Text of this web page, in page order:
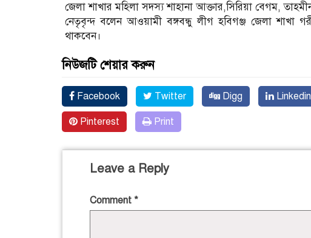
জেলা শাখার মহিলা সদস্য শাহানা আক্তার,সিরিয়া বেগম,
নেতৃবৃন্দ বলেন আওয়ামী বঙ্গবন্ধু লীগ হবিগঞ্জ জেলা শাখা
থাকবেন।
নিউজটি শেয়ার করুন
Facebook Twitter Digg Linkedin
Pinterest Print
Leave a Reply
Comment *